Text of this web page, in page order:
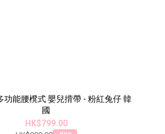
功能腰櫈式 嬰兒揹帶 - 粉紅兔仔 韓
國
HK$799.00